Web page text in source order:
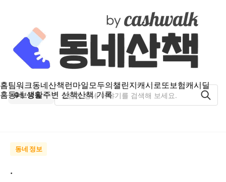
홈팀워크동네산책런마일모두의챌린지캐시로또보험캐시딜
홈동네 생활주변 산책산책 기록
보광동
동네 정보
.